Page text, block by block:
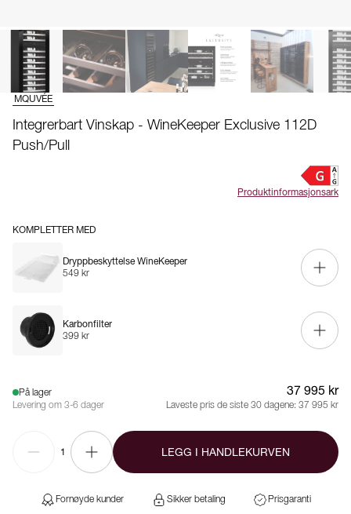
MQUVÉE
Integrerbart Vinskap - WineKeeper Exclusive 112D
Push/Pull
Produktinformasjonsark
KOMPLETTER MED
Dryppbeskyttelse WineKeeper
549 kr
Karbonfilter
399 kr
På lager
Levering om 3-6 dager
37 995 kr
Laveste pris de siste 30 dagene: 37 995 kr
1 LEGG I HANDLEKURVEN
Fornøyde kunder Sikker betaling Prisgaranti